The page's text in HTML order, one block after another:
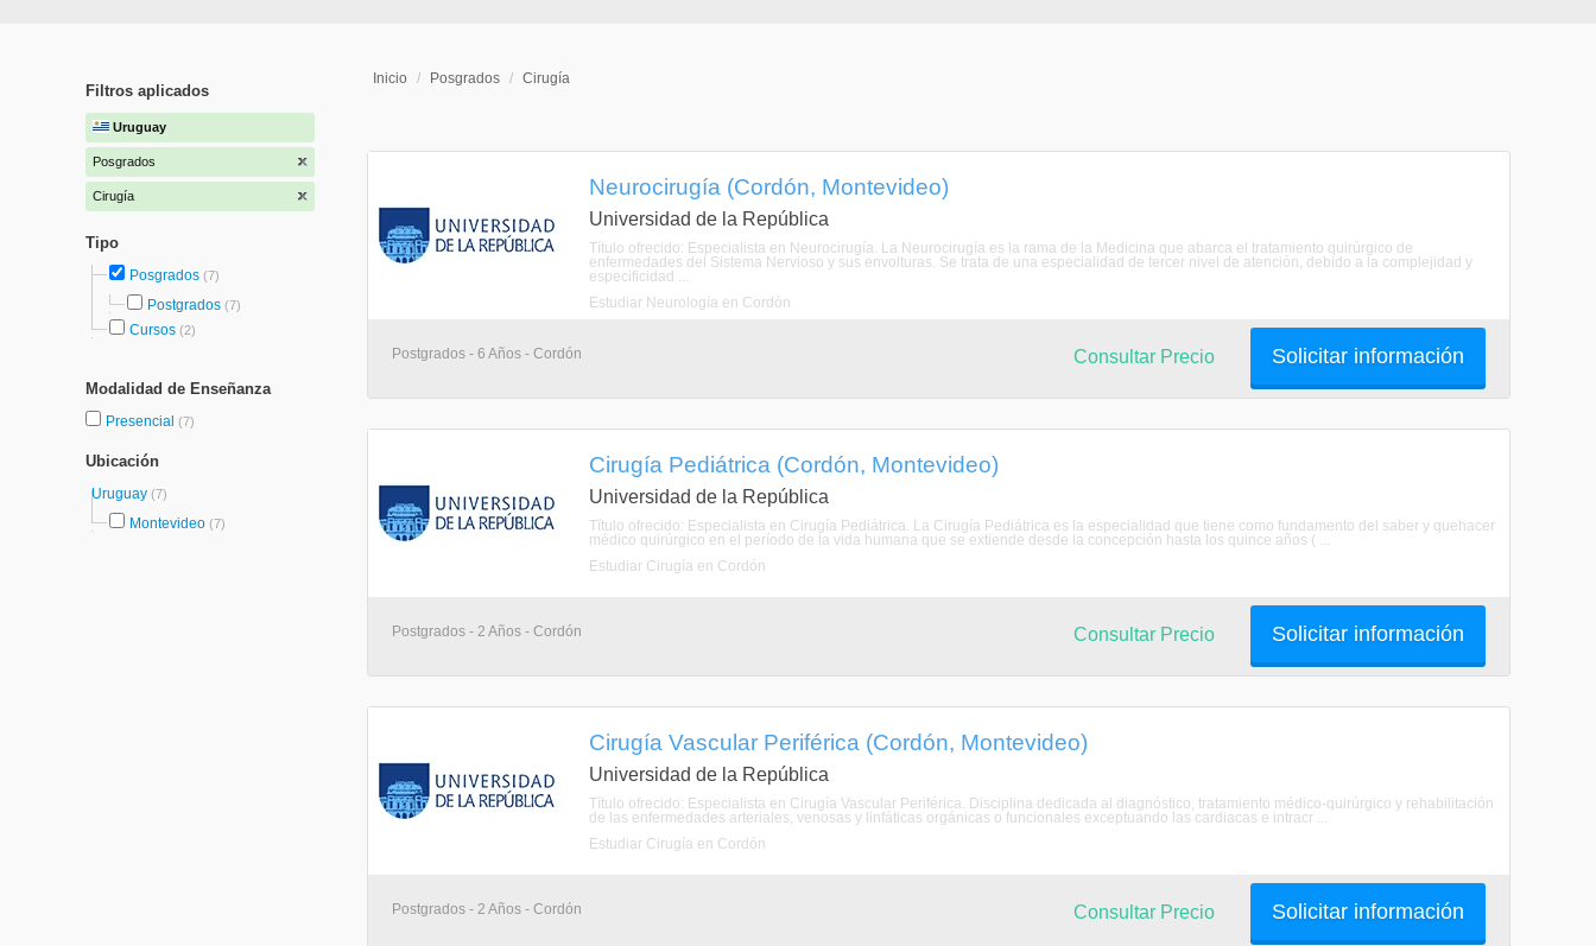
Filtros aplicados
Uruguay
Posgrados
Cirugía
Tipo
Posgrados (7)
Postgrados (7)
Cursos (2)
Modalidad de Enseñanza
Presencial (7)
Ubicación
Uruguay (7)
Montevideo (7)
Inicio / Posgrados / Cirugía
Neurocirugía (Cordón, Montevideo)
Universidad de la República
Título ofrecido: Especialista en Neurocirugía. La Neurocirugía es la rama de la Medicina que abarca el tratamiento quirúrgico de
enfermedades del Sistema Nervioso y sus envolturas. Se trata de una especialidad de tercer nivel de atención, debido a la complejidad y
especificidad ...
Estudiar Neurología en Cordón
Postgrados - 6 Años - Cordón Solicitar información
Consultar Precio
Cirugía Pediátrica (Cordón, Montevideo)
Universidad de la República
Título ofrecido: Especialista en Cirugía Pediátrica. La Cirugía Pediátrica es la especialidad que tiene como fundamento del saber y quehacer
médico quirúrgico en el período de la vida humana que se extiende desde la concepción hasta los quince años ( ...
Estudiar Cirugía en Cordón
Postgrados - 2 Años - Cordón Solicitar información
Consultar Precio
Cirugía Vascular Periférica (Cordón, Montevideo)
Universidad de la República
Título ofrecido: Especialista en Cirugía Vascular Periférica. Disciplina dedicada al diagnóstico, tratamiento médico-quirúrgico y rehabilitación
de las enfermedades arteriales, venosas y linfáticas orgánicas o funcionales exceptuando las cardiacas e intracr ...
Estudiar Cirugía en Cordón
Postgrados - 2 Años - Cordón Solicitar información
Consultar Precio